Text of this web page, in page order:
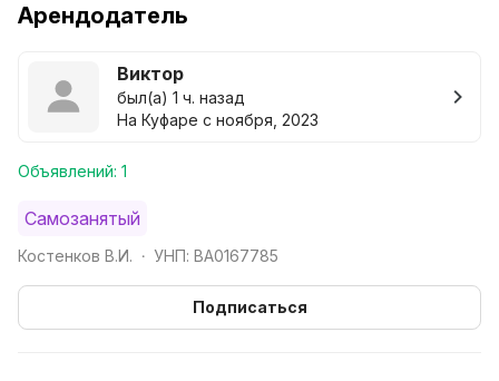
Арендодатель
Виктор
был(а) 1 ч. назад
На Куфаре с ноября, 2023
Объявлений: 1
Самозанятый
Костенков В.И. • УНП: BA0167785
Подписаться